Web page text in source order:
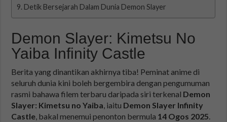
Detik Bersejarah Dalam Dunia Demon Slayer
Demon Slayer: Kimetsu No
Yaiba Infinity Castle
Berita yang dinantikan akhirnya tiba! Peminat anime di
seluruh dunia kini boleh bergembira dengan pengumuman
rasmi bahawa filem terbaru daripada siri terkenal Demon
Slayer: Kimetsu no Yaiba, iaitu Demon Slayer Infinity
Castle, bakal menemui penonton bermula 14 Ogos 2025.